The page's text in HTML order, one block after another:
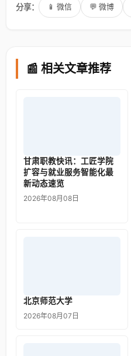
分享：
📱 微信 💬 微博
📰 相关文章推荐
甘肃职教快讯：工匠学院
扩容与就业服务智能化最
新动态速览
2026年08月08日
北京师范大学
2026年08月07日